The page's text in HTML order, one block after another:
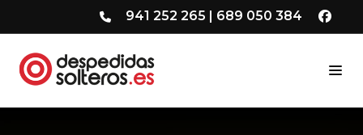
941 252 265 | 689 050 384